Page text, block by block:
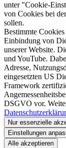
unter "Cookie-
von Cookies bei
sollen.
Bestimmte
Einbindung von
unserer Website.
und YouTube.
Adresse,
eingesetzten US
Framework
DSGVO vor.
Nur essenzielle
Einstellungen
Alle akzeptieren